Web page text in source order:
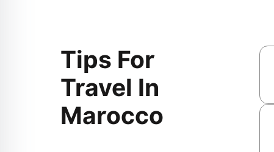
Tips For
Travel In
Marocco